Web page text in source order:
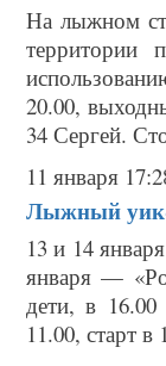
На лыжном
территории
20.00,
34 Сергей.
11 января
Лыжный уик-
13 и 14
января —
дети, в
11.00, старт